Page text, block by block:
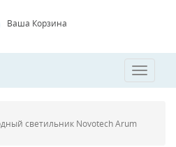
Ваша Корзина
Toggle
светильник Novotech Arum